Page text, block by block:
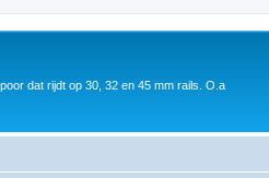
dat rijdt op 30, 32 en 45 mm rails. O.a